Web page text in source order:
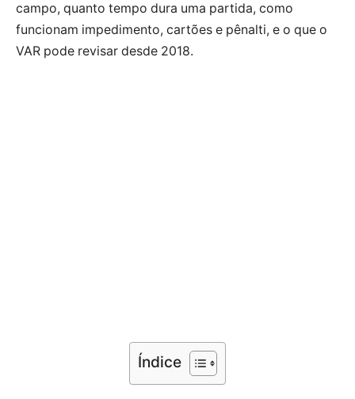
campo, quanto tempo dura uma partida, como
funcionam impedimento, cartões e pênalti, e o que o
VAR pode revisar desde 2018.
Índice